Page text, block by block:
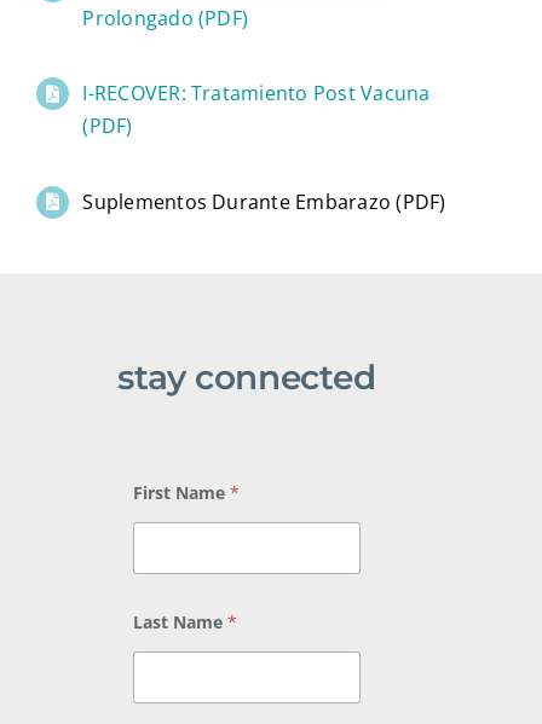
Prolongado (PDF)
I-RECOVER: Tratamiento Post Vacuna
(PDF)
Suplementos Durante Embarazo (PDF)
stay connected
E
m
i
*
L
a
t
First Name*
Last Name*